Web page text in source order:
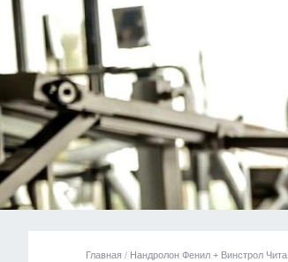
Главная / Нандролон Фенил + Винстрол Чита